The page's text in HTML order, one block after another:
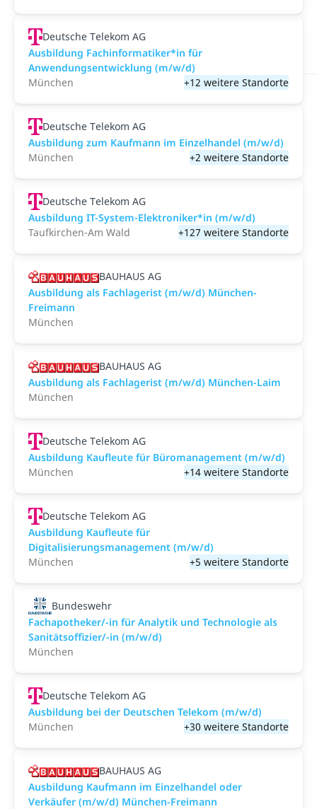
Deutsche Telekom AG
Ausbildung Fachinformatiker*in für
Anwendungsentwicklung (m/w/d)
München
+12 weitere Standorte
Deutsche Telekom AG
Ausbildung zum Kaufmann im Einzelhandel (m/w/d)
München
+2 weitere Standorte
Deutsche Telekom AG
Ausbildung IT-System-Elektroniker*in (m/w/d)
Taufkirchen-Am Wald
+127 weitere Standorte
BAUHAUS AG
Ausbildung als Fachlagerist (m/w/d) München-
Freimann
München
BAUHAUS AG
Ausbildung als Fachlagerist (m/w/d) München-Laim
München
Deutsche Telekom AG
Ausbildung Kaufleute für Büromanagement (m/w/d)
München
+14 weitere Standorte
Deutsche Telekom AG
Ausbildung Kaufleute für
Digitalisierungsmanagement (m/w/d)
München
+5 weitere Standorte
Bundeswehr
Fachapotheker/-in für Analytik und Technologie als
Sanitätsoffizier/-in (m/w/d)
München
Deutsche Telekom AG
Ausbildung bei der Deutschen Telekom (m/w/d)
München
+30 weitere Standorte
BAUHAUS AG
Ausbildung Kaufmann im Einzelhandel oder
Verkäufer (m/w/d) München-Freimann